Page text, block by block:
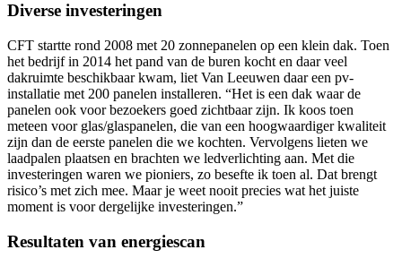
Diverse investeringen
CFT startte rond 2008 met 20 zonnepanelen op een klein dak. Toen
het bedrijf in 2014 het pand van de buren kocht en daar veel
dakruimte beschikbaar kwam, liet Van Leeuwen daar een pv-
installatie met 200 panelen installeren. “Het is een dak waar de
panelen ook voor bezoekers goed zichtbaar zijn. Ik koos toen
meteen voor glas/glaspanelen, die van een hoogwaardiger kwaliteit
zijn dan de eerste panelen die we kochten. Vervolgens lieten we
laadpalen plaatsen en brachten we ledverlichting aan. Met die
investeringen waren we pioniers, zo besefte ik toen al. Dat brengt
risico’s met zich mee. Maar je weet nooit precies wat het juiste
moment is voor dergelijke investeringen.”
Resultaten van energiescan